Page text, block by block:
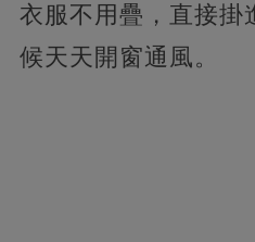
衣服不用疊，直接掛
候天天開窗通風。